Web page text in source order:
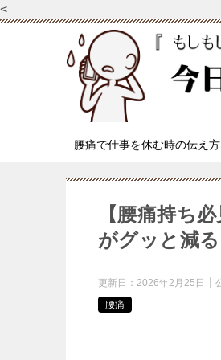
<
腰痛で仕事を休む時の伝え方
【腰痛持ち
がグッと減る
更新日： 2026年2月25日
腰痛